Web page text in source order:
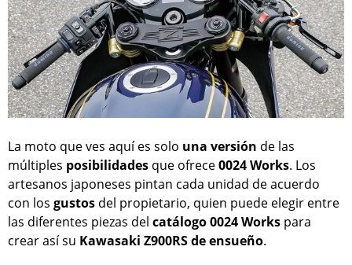
La moto que ves aquí es solo una versión de las
múltiples posibilidades que ofrece0024 Works. Los
artesanos japoneses pintan cada unidad de acuerdo
con los gustos del propietario, quien puede elegir entre
las diferentes piezas del catálogo0024 Works para
crear así su Kawasaki Z900RS de ensueño.